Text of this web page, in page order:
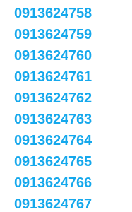
0913624758
0913624759
0913624760
0913624761
0913624762
0913624763
0913624764
0913624765
0913624766
0913624767